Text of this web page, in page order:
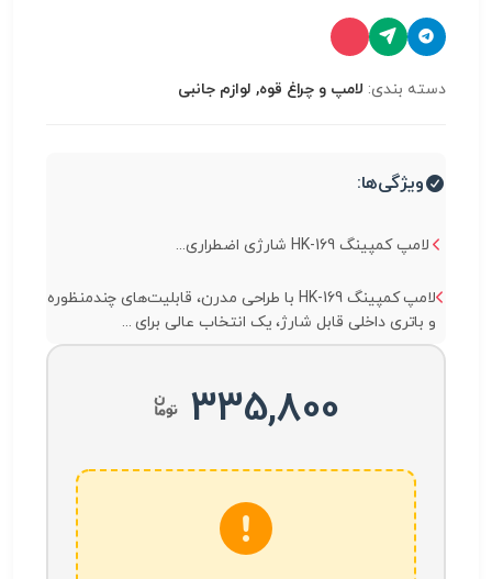
دسته بندی: لامپ و چراغ قوه, لوازم جانبی
ویژگی‌ها:
لامپ کمپینگ HK-169 شارژی اضطراری...
لامپ کمپینگ HK-169 با طراحی مدرن، قابلیت‌های چندمنظوره
و باتری داخلی قابل شارژ، یک انتخاب عالی برای ...
335,800